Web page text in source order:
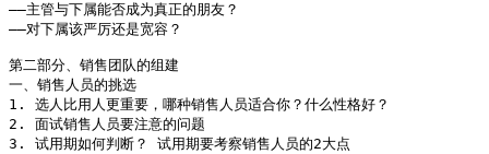
――主管与下属能否成为真正的朋友？
――对下属该严厉还是宽容？
第二部分、销售团队的组建
一、销售人员的挑选
1. 选人比用人更重要，哪种销售人员适合你？什么性格好？
2. 面试销售人员要注意的问题
3. 试用期如何判断？ 试用期要考察销售人员的2大点